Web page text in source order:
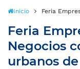
Inicio Feria
Feria
Negocios
urbanos